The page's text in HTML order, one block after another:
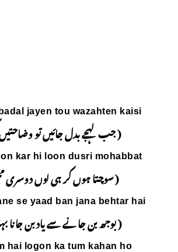
Jab lehje badal
تو وضاحتیں کیسی )
Sochta hoon kar hi
دوسری محبت )
Bojh ban jane se
بن جانا بہتر ہے )
Hajoom hai